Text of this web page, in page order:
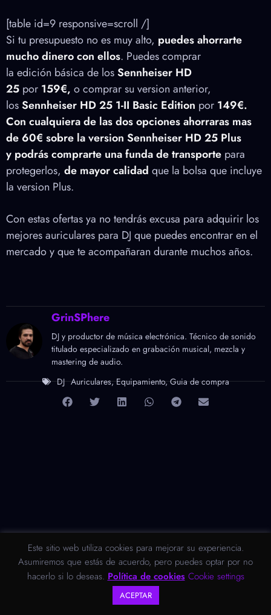
[table id=9 responsive=scroll /]
Si tu presupuesto no es muy alto, puedes ahorrarte
mucho dinero con ellos. Puedes comprar
la edición básica de losSennheiser HD
25 por 159€, o comprar su version anterior,
losSennheiser HD 25 1-II Basic Edition por 149€.
Con cualquiera de las dos opcionesahorraras mas
de 60€ sobre la version Sennheiser HD 25 Plus
y podrás comprarte una funda de transporte para
protegerlos, de mayor calidad que la bolsa que incluye
la version Plus.
Con estas ofertas ya no tendrás excusa para adquirir los
mejores auriculares para DJ que puedes encontrar en el
mercado y que te acompañaran durante muchos años.
GrinSPhere
DJ y productor de música electrónica. Técnico de sonido
titulado especializado en grabación musical, mezcla y
mastering de audio.
DJ Auriculares,Equipamiento,Guia de compra
Este sitio web utiliza cookies para mejorar su experiencia.
Asumiremos que estás de acuerdo, pero puedes optar por no
hacerlo si lo deseas. Política de cookies Cookie settings
ACEPTAR